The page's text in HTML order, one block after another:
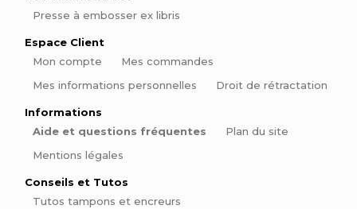
Presse à embosser ex libris
Espace Client
Mon compte
Mes commandes
Mes informations personnelles
Droit de rétractation
Informations
Aide et questions fréquentes
Plan du site
Mentions légales
Conseils et Tutos
Tutos tampons et encreurs